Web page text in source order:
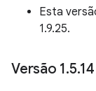
Esta
1.9.25.
Versão 1.5.14